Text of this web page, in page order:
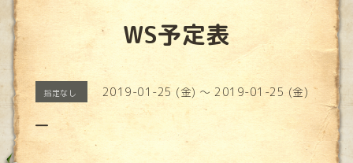
WS予定表
指定なし 2019-01-25 (金) ～ 2019-01-25 (金)
―